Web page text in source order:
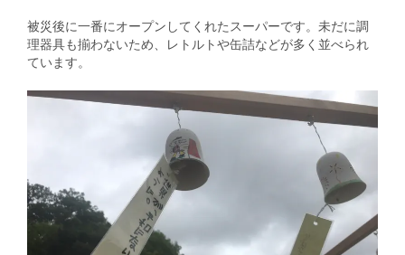
被災後に一番にオープンしてくれたスーパーです。未だに調
理器具も揃わないため、レトルトや缶詰などが多く並べられ
ています。